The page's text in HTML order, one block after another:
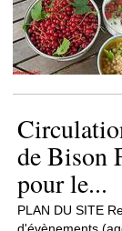
de Bison
pour le...
PLAN DU SITE